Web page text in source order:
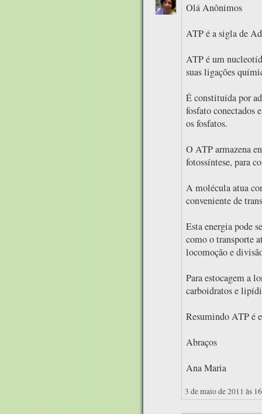
Olá Anônimos
ATP é a sigla de
ATP é um
suas ligações
É constituída por
fosfato conectados
os fosfatos.
O ATP armazena
fotossíntese, para
A molécula atua
conveniente de
Esta energia pode
como o transporte
locomoção e
Para estocagem a
carboidratos e
Resumindo ATP é
Abraços
Ana Maria
3 de maio de 2011 às